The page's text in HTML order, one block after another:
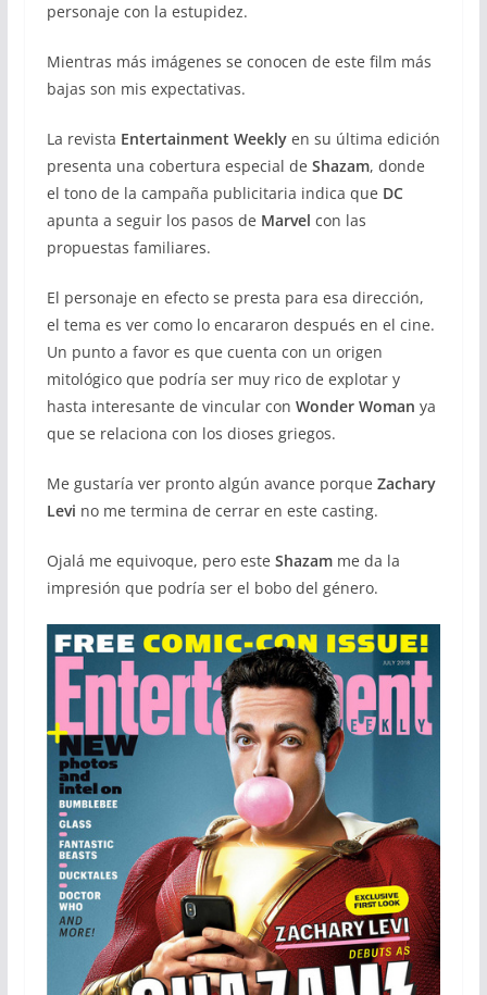
personaje con la estupidez.
Mientras más imágenes se conocen de este film más
bajas son mis expectativas.
La revista Entertainment Weeklyen su última edición
presenta una cobertura especial de Shazam, donde
el tono de la campaña publicitaria indica que DC
apunta a seguir los pasos de Marvel con las
propuestas familiares.
El personaje en efecto se presta para esa dirección,
el tema es ver como lo encararon después en el cine.
Un punto a favor es que cuenta con un origen
mitológico que podría ser muy rico de explotar y
hasta interesante de vincular con Wonder Woman ya
que se relaciona con los dioses griegos.
Me gustaría ver pronto algún avance porque Zachary
Levi no me termina de cerrar en este casting.
Ojalá me equivoque, pero este Shazamme da la
impresión que podría ser el bobo del género.